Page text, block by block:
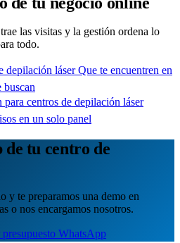
las visitas y la gestión ordena lo
todo.
depilación láser Que te encuentren en
buscan
para centros de depilación láser
en un solo panel
de tu centro de
y te preparamos una demo en
o nos encargamos nosotros.
WhatsApp